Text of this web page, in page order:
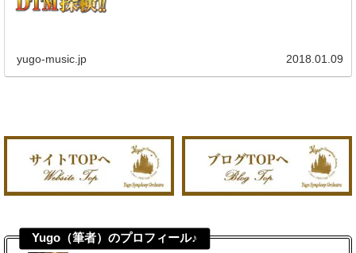
yugo-music.jp 2018.01.09
Yugo（筆者）のプロフィール♪